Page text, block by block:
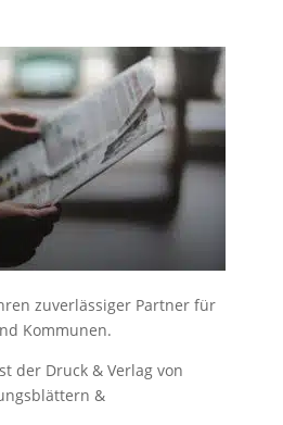
zuverlässiger Partner für
Kommunen.
der Druck & Verlag von
&